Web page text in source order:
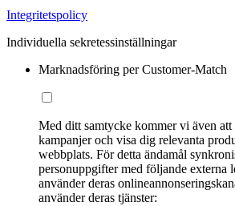
Integritetspolicy
Individuella sekretessinställningar
Marknadsföring per Customer-Match
Med ditt samtycke kommer vi även
kampanjer och visa dig relevanta
webbplats. För detta ändamål
personuppgifter med följande externa
använder deras
använder deras tjänster: